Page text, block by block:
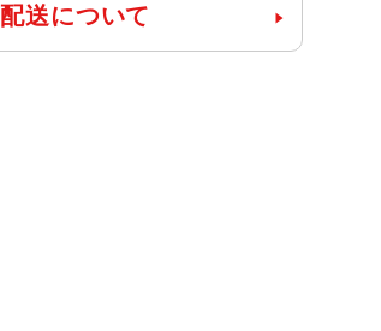
配送について